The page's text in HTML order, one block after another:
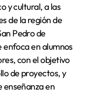
y cultural, a las
de la región de
Pedro de
enfoca en alumnos
con el objetivo
de proyectos, y
enseñanza en